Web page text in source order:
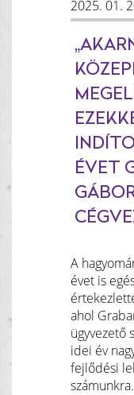
2025. 01.
ÉVET
A
évet is
ahol
ügyvezető
idei év
fejlődési
számunkra.